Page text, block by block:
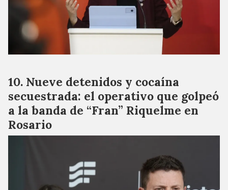
Nueve detenidos y cocaína
secuestrada: el operativo que golpeó
a la banda de “Fran” Riquelme en
Rosario